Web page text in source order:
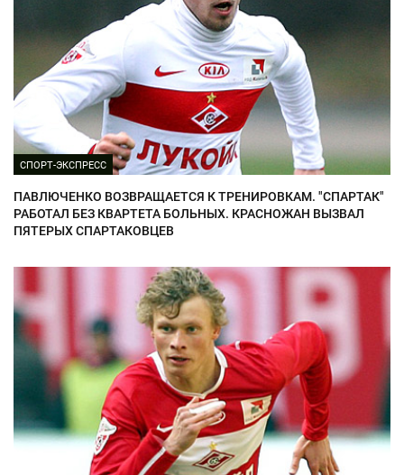
СПОРТ-ЭКСПРЕСС
ПАВЛЮЧЕНКО ВОЗВРАЩАЕТСЯ К ТРЕНИРОВКАМ. "СПАРТАК"
РАБОТАЛ БЕЗ КВАРТЕТА БОЛЬНЫХ. КРАСНОЖАН ВЫЗВАЛ
ПЯТЕРЫХ СПАРТАКОВЦЕВ